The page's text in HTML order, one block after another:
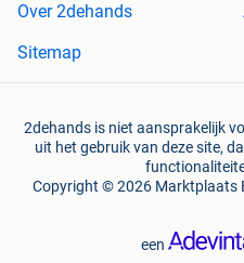
Over 2dehands
Sitemap
2dehands is niet aansprakelijk
uit het gebruik van deze site,
Copyright © 2026 Marktplaats
een